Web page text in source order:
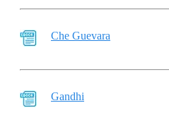
Che Guevara
Gandhi